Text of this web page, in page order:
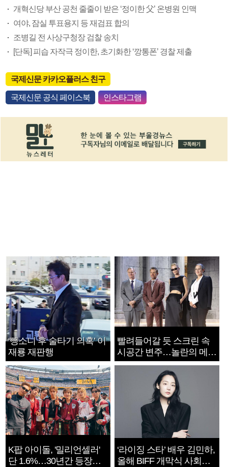
개혁신당 부산 공천 줄줄이 받은 ‘정이한 父’ 온병원 인맥
여야, 잠실 투표용지 등 재검표 합의
조병길 전 사상구청장 검찰 송치
[단독] 피습 자작극 정이한, 초기화한 ‘깡통폰’ 경찰 제출
국제신문 카카오플러스 친구
국제신문 공식 페이스북 인스타그램
‘뺑소니 후 술타기 의혹’ 이
재룡 재판행
빨려들어갈 듯 스크린 속
시공간 변주…놀란의 메시
지는 ‘전쟁 속죄’
K팝 아이돌, '밀리언셀러'
단 1.6%…30년간 등장
‘라이징 스타’ 배우 김민하,
올해 BIFF 개막식 사회자